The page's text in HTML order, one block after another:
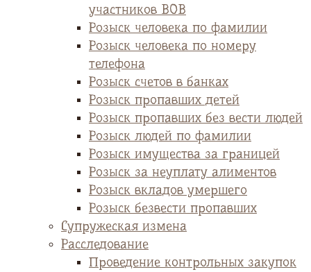
участников ВОВ
Розыск человека по фамилии
Розыск человека по номеру
телефона
Розыск счетов в банках
Розыск пропавших детей
Розыск пропавших без вести людей
Розыск людей по фамилии
Розыск имущества за границей
Розыск за неуплату алиментов
Розыск вкладов умершего
Розыск безвести пропавших
Супружеская измена
Расследование
Проведение контрольных закупок